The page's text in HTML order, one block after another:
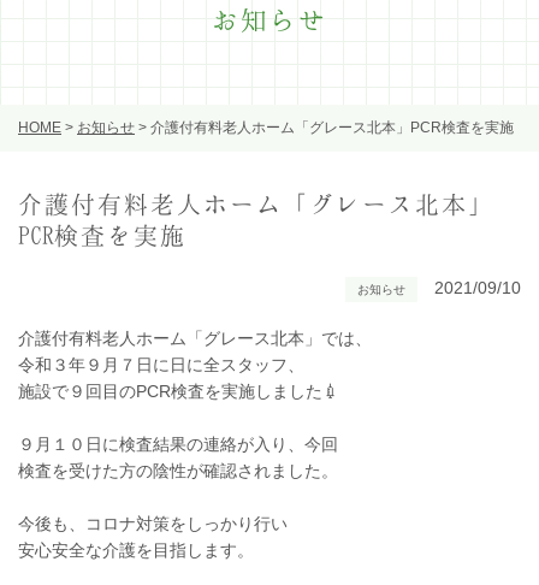
お知らせ
HOME > お知らせ > 介護付有料老人ホーム「グレース北本」PCR検査を実施
介護付有料老人ホーム「グレース北本」
PCR検査を実施
お知らせ 2021/09/10
介護付有料老人ホーム「グレース北本」では、
令和３年９月７日に日に全スタッフ、
施設で９回目のPCR検査を実施しました💉
９月１０日に検査結果の連絡が入り、今回
検査を受けた方の陰性が確認されました。
今後も、コロナ対策をしっかり行い
安心安全な介護を目指します。